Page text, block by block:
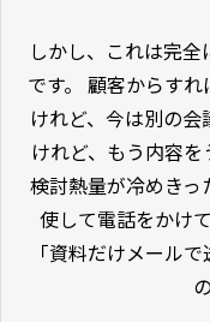
しかし、これは完
です。 顧客からす
けれど、今は別の
けれど、もう内容
検討熱量が冷めき
使して電話をかけ
「資料だけメール